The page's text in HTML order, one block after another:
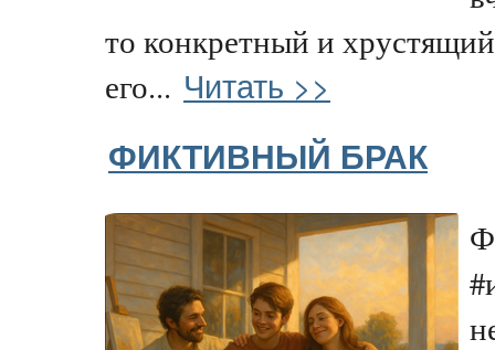
то конкретный и
его... Читать >>
ФИКТИВНЫЙ БРАК